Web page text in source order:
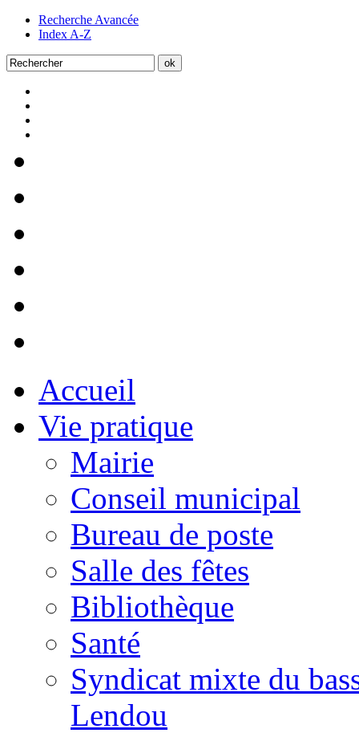
Recherche Avancée
Index A-Z
Accueil
Vie pratique
Mairie
Conseil municipal
Bureau de poste
Salle des fêtes
Bibliothèque
Santé
Syndicat mixte du
Lendou